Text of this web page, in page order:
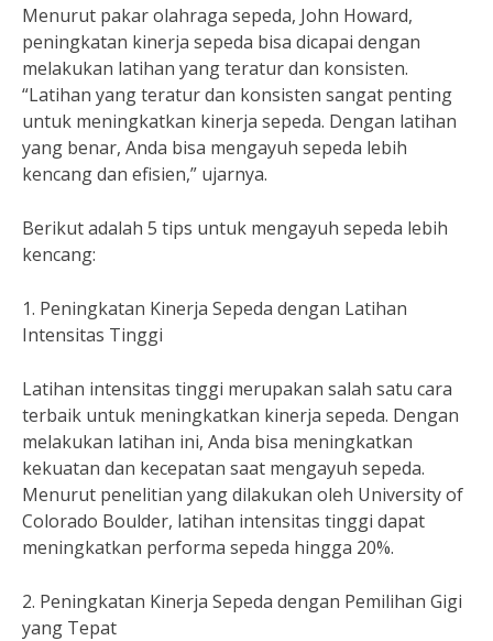
Menurut pakar olahraga sepeda, John Howard,
peningkatan kinerja sepeda bisa dicapai dengan
melakukan latihan yang teratur dan konsisten.
“Latihan yang teratur dan konsisten sangat penting
untuk meningkatkan kinerja sepeda. Dengan latihan
yang benar, Anda bisa mengayuh sepeda lebih
kencang dan efisien,” ujarnya.
Berikut adalah 5 tips untuk mengayuh sepeda lebih
kencang:
1. Peningkatan Kinerja Sepeda dengan Latihan
Intensitas Tinggi
Latihan intensitas tinggi merupakan salah satu cara
terbaik untuk meningkatkan kinerja sepeda. Dengan
melakukan latihan ini, Anda bisa meningkatkan
kekuatan dan kecepatan saat mengayuh sepeda.
Menurut penelitian yang dilakukan oleh University of
Colorado Boulder, latihan intensitas tinggi dapat
meningkatkan performa sepeda hingga 20%.
2. Peningkatan Kinerja Sepeda dengan Pemilihan Gigi
yang Tepat